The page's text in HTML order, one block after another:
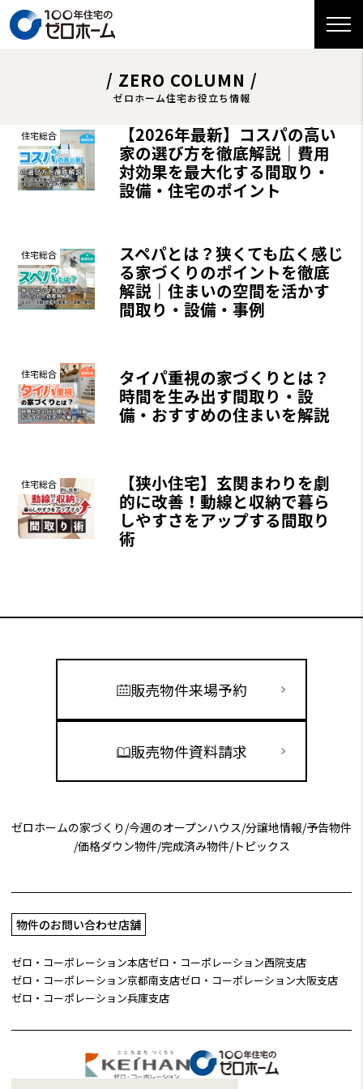
/ ZERO COLUMN /
ゼロホーム住宅お役立ち情報
住宅総合 【2026年最新】コスパの高い
家の選び方を徹底解説｜費用
対効果を最大化する間取り・
設備・住宅のポイント
住宅総合 スペパとは？狭くても広く感じ
る家づくりのポイントを徹底
解説｜住まいの空間を活かす
間取り・設備・事例
住宅総合 タイパ重視の家づくりとは？
時間を生み出す間取り・設
備・おすすめの住まいを解説
住宅総合 【狭小住宅】玄関まわりを劇
的に改善！動線と収納で暮ら
しやすさをアップする間取り
術
販売物件来場予約
販売物件資料請求
ゼロホームの家づくり /今週のオープンハウス/分譲地情報/予告物件
/価格ダウン物件/完成済み物件/トピックス
物件のお問い合わせ店舗
ゼロ・コーポレーション本店ゼロ・コーポレーション西院支店
ゼロ・コーポレーション京都南支店ゼロ・コーポレーション大阪支店
ゼロ・コーポレーション兵庫支店